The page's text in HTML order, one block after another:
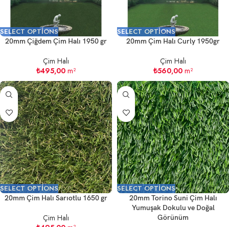
SELECT OPTIONS
20mm Çiğdem Çim Halı 1950 gr
Çim Halı
₺495,00 m²
SELECT OPTIONS
20mm Çim Halı Curly 1950gr
Çim Halı
₺560,00 m²
SELECT OPTIONS
20mm Çim Halı Sarıotlu 1650 gr
Çim Halı
SELECT OPTIONS
20mm Torino Suni Çim Halı
Yumuşak Dokulu ve Doğal
Görünüm